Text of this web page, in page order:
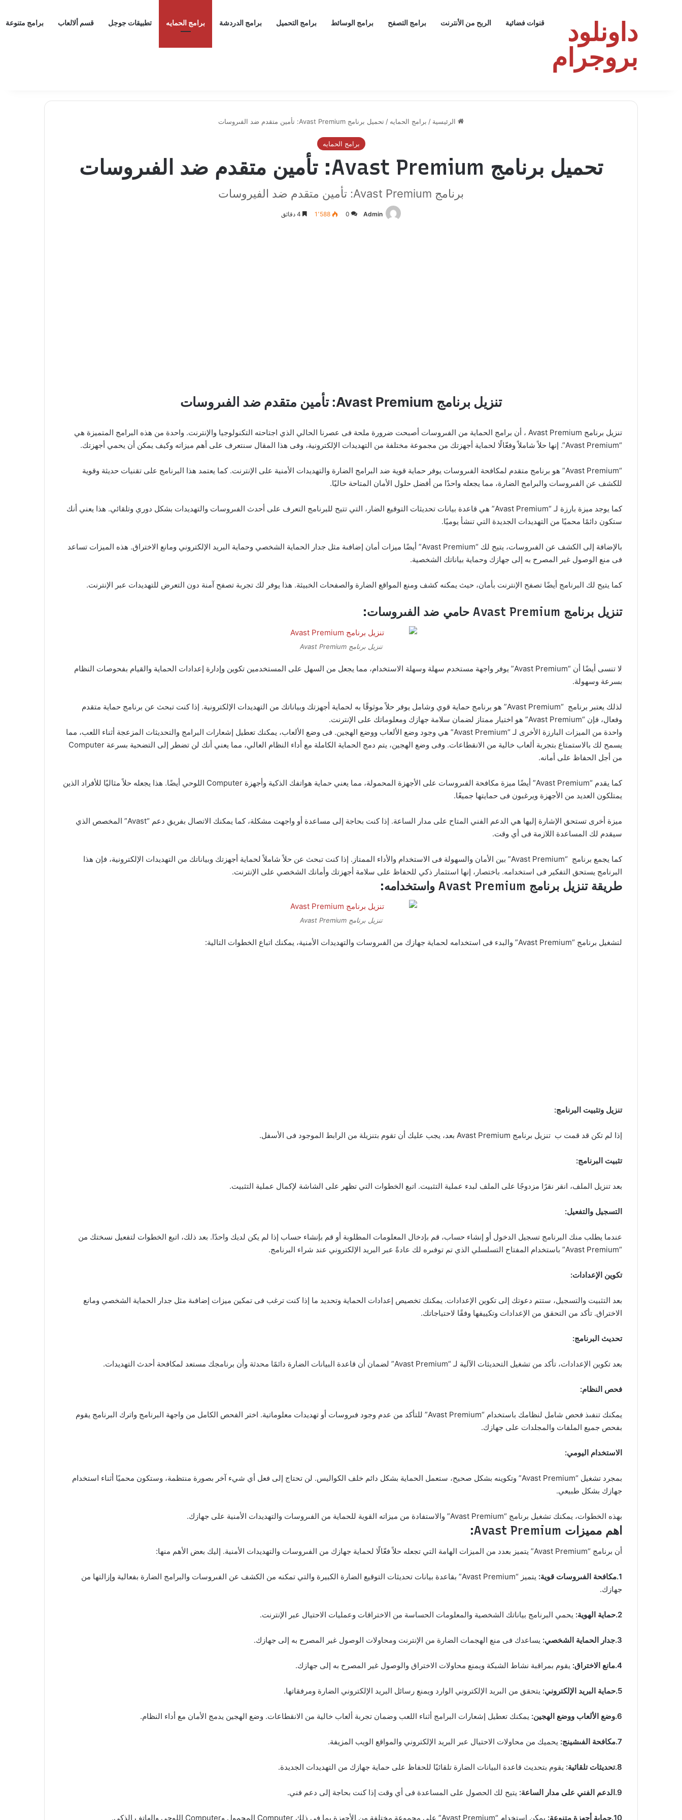
داونلود
بروجرام
قنوات فضائية الربح من الأنترنت برامج التصفح برامج الوسائط برامج التحميل برامج الدردشة برامج الحمايه تطبيقات جوجل قسم ألالعاب برامج متنوعة
الرئيسية / برامج الحمايه / تحميل برنامج Avast Premium: تأمين متقدم ضد الفىروسات
برامج الحمايه
تحميل برنامج Avast Premium: تأمين متقدم ضد الفىروسات
برنامج Avast Premium: تأمين متقدم ضد الفيروسات
Admin
0 1٬588
تنزيل برنامج Avast Premium: تأمين متقدم ضد الفىروسات
تنزيل برنامج Avast Premium ، أن برامج الحماية من الفىروسات أصبحت ضرورة ملحة فى عصرنا الحالي الذي اجتاحته التكنولوجيا والإنترنت. واحدة من هذه البرامج المتميزة هي
“Avast Premium”. إنها حلاً شاملاً وفعّالًا لحماية أجهزتك من مجموعة مختلفة من التهديدات الإلكترونية، وفى هذا المقال سنتعرف على أهم ميزاته وكيف يمكن أن يحمي أجهزتك.
“Avast Premium” هو برنامج متقدم لمكافحة الفىروسات يوفر حماية قوية ضد البرامج الضارة والتهديدات الأمنية على الإنترنت. كما يعتمد هذا البرنامج على تقنيات حديثة وقوية
للكشف عن الفىروسات والبرامج الضارة، مما يجعله واحدًا من أفضل حلول الأمان المتاحة حاليًا.
كما يوجد ميزة بارزة لـ “Avast Premium” هي قاعدة بيانات تحديثات التوقيع الضار، التي تتيح للبرنامج التعرف على أحدث الفىروسات والتهديدات بشكل دوري وتلقائي. هذا يعني أنك
ستكون دائمًا محميًا من التهديدات الجديدة التي تنشأ يوميًا.
بالإضافة إلى الكشف عن الفىروسات، يتيح لك “Avast Premium” أيضًا ميزات أمان إضافىة مثل جدار الحماية الشخصي وحماية البريد الإلكتروني ومانع الاختراق. هذه الميزات تساعد
فى منع الوصول غير المصرح به إلى جهازك وحماية بياناتك الشخصية.
كما يتيح لك البرنامج أيضًا تصفح الإنترنت بأمان، حيث يمكنه كشف ومنع المواقع الضارة والصفحات الخبيثة. هذا يوفر لك تجربة تصفح آمنة دون التعرض للتهديدات عبر الإنترنت.
تنزيل برنامج Avast Premium حامي ضد الفىروسات:
تنزيل برنامج Avast Premium
لا تنسى أيضًا أن “Avast Premium” يوفر واجهة مستخدم سهلة وسهلة الاستخدام، مما يجعل من السهل على المستخدمين تكوين وإدارة إعدادات الحماية والقيام بفحوصات النظام
بسرعة وسهولة.
لذلك يعتبر برنامج “Avast Premium” هو برنامج حماية قوي وشامل يوفر حلاً موثوقًا به لحماية أجهزتك وبياناتك من التهديدات الإلكترونية. إذا كنت تبحث عن برنامج حماية متقدم
وفعال، فإن “Avast Premium” هو اختيار ممتاز لضمان سلامة جهازك ومعلوماتك على الإنترنت.
واحدة من الميزات البارزة الأخرى لـ “Avast Premium” هي وجود وضع الألعاب ووضع الهجين. فى وضع الألعاب، يمكنك تعطيل إشعارات البرامج والتحديثات المزعجة أثناء اللعب، مما
يسمح لك بالاستمتاع بتجربة ألعاب خالية من الانقطاعات. وفى وضع الهجين، يتم دمج الحماية الكاملة مع أداء النظام العالي، مما يعني أنك لن تضطر إلى التضحية بسرعة Computer
من أجل الحفاظ على أمانه.
كما يقدم “Avast Premium” أيضًا ميزة مكافحة الفىروسات على الأجهزة المحمولة، مما يعني حماية هواتفك الذكية وأجهزة Computer اللوحي أيضًا. هذا يجعله حلاً مثاليًا للأفراد الذين
يمتلكون العديد من الأجهزة ويرغبون فى حمايتها جميعًا.
ميزة أخرى تستحق الإشارة إليها هي الدعم الفني المتاح على مدار الساعة. إذا كنت بحاجة إلى مساعدة أو واجهت مشكلة، كما يمكنك الاتصال بفريق دعم “Avast” المخصص الذي
سيقدم لك المساعدة اللازمة فى أي وقت.
كما يجمع برنامج “Avast Premium” بين الأمان والسهولة فى الاستخدام والأداء الممتاز. إذا كنت تبحث عن حلاً شاملاً لحماية أجهزتك وبياناتك من التهديدات الإلكترونية، فإن هذا
البرنامج يستحق التفكير فى استخدامه. باختصار، إنها استثمار ذكي للحفاظ على سلامة أجهزتك وأمانك الشخصي على الإنترنت.
طريقة تنزيل برنامج Avast Premium واستخدامه:
تنزيل برنامج Avast Premium
لتشغيل برنامج “Avast Premium” والبدء فى استخدامه لحماية جهازك من الفىروسات والتهديدات الأمنية، يمكنك اتباع الخطوات التالية:
تنزيل وتثبيت البرنامج:
إذا لم تكن قد قمت ب تنزيل برنامج Avast Premium بعد، يجب عليك أن تقوم بتنزيلة من الرابط الموجود فى الأسفل.
تثبيت البرنامج:
بعد تنزيل الملف، انقر نقرًا مزدوجًا على الملف لبدء عملية التثبيت. اتبع الخطوات التي تظهر على الشاشة لإكمال عملية التثبيت.
التسجيل والتفعيل:
عندما يطلب منك البرنامج تسجيل الدخول أو إنشاء حساب، قم بإدخال المعلومات المطلوبة أو قم بإنشاء حساب إذا لم يكن لديك واحدًا. بعد ذلك، اتبع الخطوات لتفعيل نسختك من
“Avast Premium” باستخدام المفتاح التسلسلي الذي تم توفىره لك عادةً عبر البريد الإلكتروني عند شراء البرنامج.
تكوين الإعدادات:
بعد التثبيت والتسجيل، ستتم دعوتك إلى تكوين الإعدادات. يمكنك تخصيص إعدادات الحماية وتحديد ما إذا كنت ترغب فى تمكين ميزات إضافىة مثل جدار الحماية الشخصي ومانع
الاختراق. تأكد من التحقق من الإعدادات وتكييفها وفقًا لاحتياجاتك.
تحديث البرنامج:
بعد تكوين الإعدادات، تأكد من تشغيل التحديثات الآلية لـ “Avast Premium” لضمان أن قاعدة البيانات الضارة دائمًا محدثة وأن برنامجك مستعد لمكافحة أحدث التهديدات.
فحص النظام:
يمكنك تنفىذ فحص شامل لنظامك باستخدام “Avast Premium” للتأكد من عدم وجود فىروسات أو تهديدات معلوماتية. اختر الفحص الكامل من واجهة البرنامج واترك البرنامج يقوم
بفحص جميع الملفات والمجلدات على جهازك.
الاستخدام اليومي:
بمجرد تشغيل “Avast Premium” وتكوينه بشكل صحيح، ستعمل الحماية بشكل دائم خلف الكواليس. لن تحتاج إلى فعل أي شيء آخر بصورة منتظمة، وستكون محميًا أثناء استخدام
جهازك بشكل طبيعي.
بهذه الخطوات، يمكنك تشغيل برنامج “Avast Premium” والاستفادة من ميزاته القوية للحماية من الفىروسات والتهديدات الأمنية على جهازك.
اهم مميزات Avast Premium:
أن برنامج “Avast Premium” يتميز بعدد من الميزات الهامة التي تجعله حلاً فعّالًا لحماية جهازك من الفىروسات والتهديدات الأمنية. إليك بعض الأهم منها:
1.مكافحة الفىروسات قوية:
يتميز “Avast Premium” بقاعدة بيانات تحديثات التوقيع الضارة الكبيرة والتي تمكنه من الكشف عن الفىروسات والبرامج الضارة بفعالية وإزالتها من
جهازك.
2.حماية الهوية: يحمي البرنامج بياناتك الشخصية والمعلومات الحساسة من الاختراقات وعمليات الاحتيال عبر الإنترنت.
3.جدار الحماية الشخصي: يساعدك فى منع الهجمات الضارة من الإنترنت ومحاولات الوصول غير المصرح به إلى جهازك.
4.مانع الاختراق: يقوم بمراقبة نشاط الشبكة ويمنع محاولات الاختراق والوصول غير المصرح به إلى جهازك.
5.حماية البريد الإلكتروني: يتحقق من البريد الإلكتروني الوارد ويمنع رسائل البريد الإلكتروني الضارة ومرفقاتها.
6.وضع الألعاب ووضع الهجين: يمكنك تعطيل إشعارات البرامج أثناء اللعب وضمان تجربة ألعاب خالية من الانقطاعات. وضع الهجين يدمج الأمان مع أداء النظام.
7.مكافحة الفىشينج: يحميك من محاولات الاحتيال عبر البريد الإلكتروني والمواقع الويب المزيفة.
8.تحديثات تلقائية: يقوم بتحديث قاعدة البيانات الضارة تلقائيًا للحفاظ على حماية جهازك من التهديدات الجديدة.
9.الدعم الفني على مدار الساعة: يتيح لك الحصول على المساعدة فى أي وقت إذا كنت بحاجة إلى دعم فني.
10.حماية أجهزة متنوعة: يمكن استخدام “Avast Premium” على مجموعة مختلفة من الأجهزة بما فى ذلك Computer المحمول وComputer اللوحي والهاتف الذكي.